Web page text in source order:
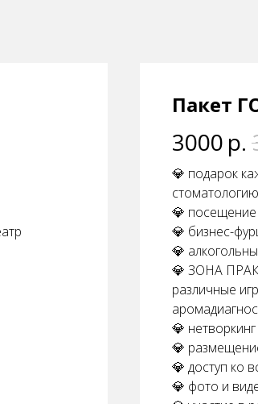
Пакет
3000 р.
💎 подарок
💎
💎 бизнес-
💎
💎 ЗОНА
различные
💎 нетворкинг
💎
💎 доступ ко
💎 фото и